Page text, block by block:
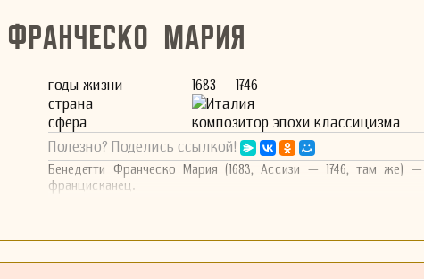
Франческо Мария
годы жизни
1683 — 1746
страна
Италия
сфера
композитор эпохи классицизма
Полезно? Поделись ссылкой!
Бенедетти Франческо Мария (1683, Ассизи — 1746, там же) —
францисканец.